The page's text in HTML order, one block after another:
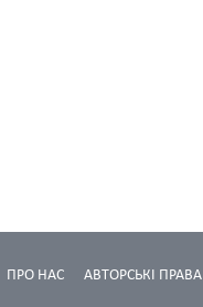
АВТОРСЬКІ ПРАВА
ПРО НАС